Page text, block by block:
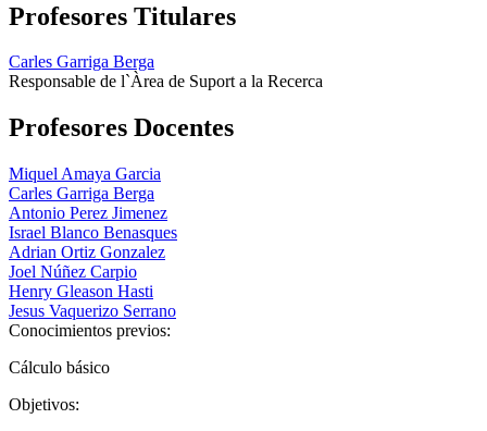
Profesores Titulares
Carles Garriga Berga
Responsable de l`Àrea de Suport a la Recerca
Profesores Docentes
Miquel Amaya Garcia
Carles Garriga Berga
Antonio Perez Jimenez
Israel Blanco Benasques
Adrian Ortiz Gonzalez
Joel Núñez Carpio
Henry Gleason Hasti
Jesus Vaquerizo Serrano
Conocimientos previos:
Cálculo básico
Objetivos: